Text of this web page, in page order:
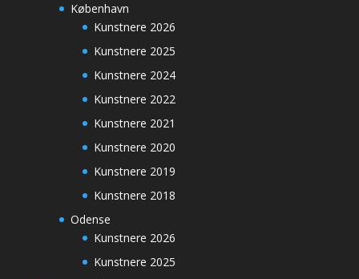
København
Kunstnere 2026
Kunstnere 2025
Kunstnere 2024
Kunstnere 2022
Kunstnere 2021
Kunstnere 2020
Kunstnere 2019
Kunstnere 2018
Odense
Kunstnere 2026
Kunstnere 2025